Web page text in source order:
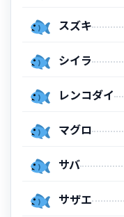
スズキ
シイラ
レンコダイ
マグロ
サバ
サザエ